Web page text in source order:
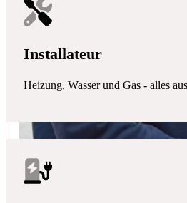
Installateur
Heizung, Wasser und Gas - alles